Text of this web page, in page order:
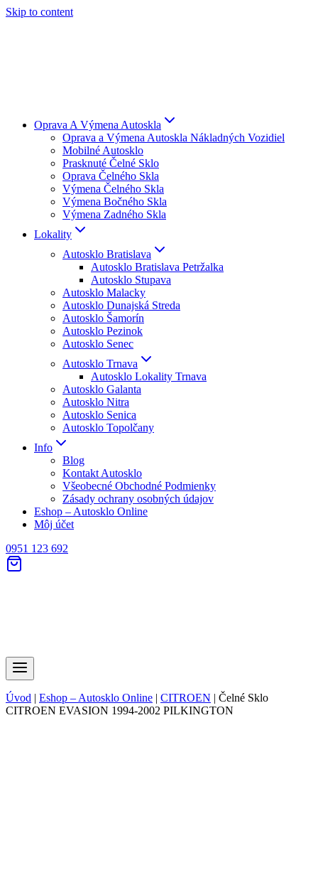
Skip to content
Oprava A Výmena Autoskla
Oprava a Výmena Autoskla Nákladných Vozidiel
Mobilné Autosklo
Prasknuté Čelné Sklo
Oprava Čelného Skla
Výmena Čelného Skla
Výmena Bočného Skla
Výmena Zadného Skla
Lokality
Autosklo Bratislava
Autosklo Bratislava Petržalka
Autosklo Stupava
Autosklo Malacky
Autosklo Dunajská Streda
Autosklo Šamorín
Autosklo Pezinok
Autosklo Senec
Autosklo Trnava
Autosklo Lokality Trnava
Autosklo Galanta
Autosklo Nitra
Autosklo Senica
Autosklo Topolčany
Info
Blog
Kontakt Autosklo
Všeobecné Obchodné Podmienky
Zásady ochrany osobných údajov
Eshop – Autosklo Online
Môj účet
0951 123 692
Úvod | Eshop – Autosklo Online | CITROEN | Čelné Sklo
CITROEN EVASION 1994-2002 PILKINGTON